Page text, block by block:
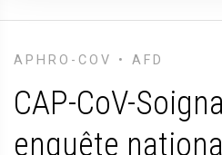
APHRO-COV • AFD
CAP-CoV-
enquête